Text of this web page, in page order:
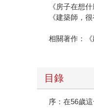
《房子在想
《建築師，
相關著作：
目錄
序：在56歲